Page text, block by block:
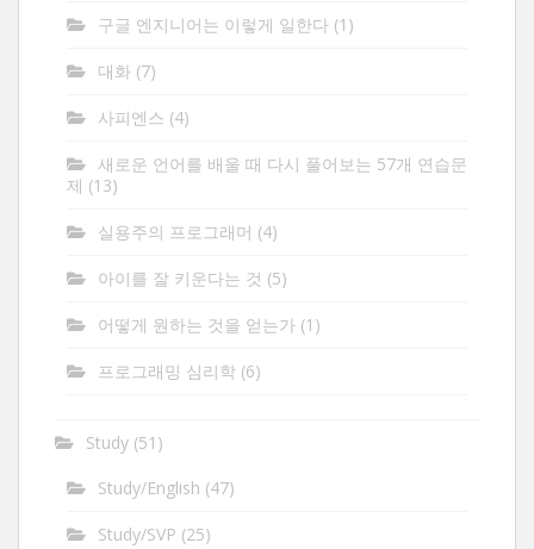
구글 엔지니어는 이렇게 일한다 (1)
대화 (7)
사피엔스 (4)
새로운 언어를 배울 때 다시 풀어보는 57개 연습문
제 (13)
실용주의 프로그래머 (4)
아이를 잘 키운다는 것 (5)
어떻게 원하는 것을 얻는가 (1)
프로그래밍 심리학 (6)
Study (51)
Study/English (47)
Study/SVP (25)